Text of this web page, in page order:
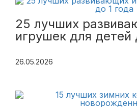
25 лучших
игрушек для детей
26.05.2026